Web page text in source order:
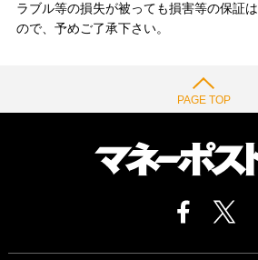
ラブル等の損失が被っても損害等の保証
ので、予めご了承下さい。
PAGE TOP